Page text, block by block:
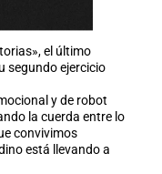
el último
segundo ejercicio
y de robot
la cuerda entre lo
convivimos
está llevando a